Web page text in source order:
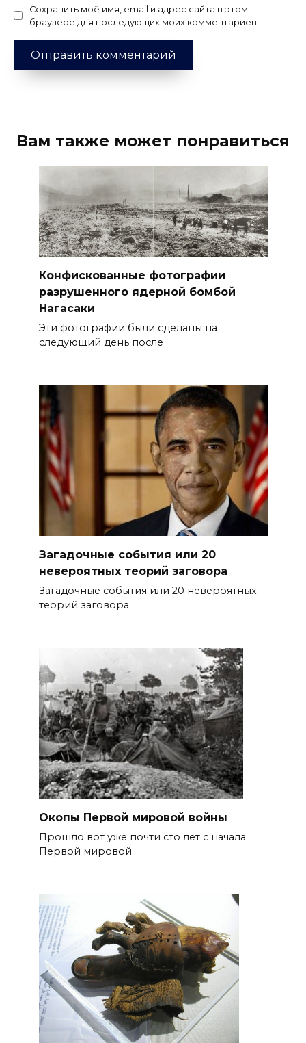
Сохранить моё имя, email и адрес сайта в этом
браузере для последующих моих комментариев.
Вам также может понравиться
Конфискованные фотографии
разрушенного ядерной бомбой
Нагасаки
Эти фотографии были сделаны на
следующий день после
Загадочные события или 20
невероятных теорий заговора
Загадочные события или 20 невероятных
теорий заговора
Окопы Первой мировой войны
Прошло вот уже почти сто лет с начала
Первой мировой